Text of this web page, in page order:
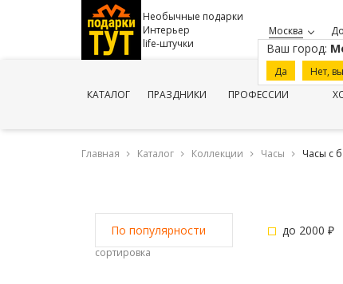
Необычные подарки
Интерьер
life-штучки
Москва
Ваш город:
Да Нет,
КАТАЛОГ ПРАЗДНИКИ ПРОФЕССИИ
Главная Каталог Коллекции Часы Часы с
По популярности
сортировка
до 2000 ₽